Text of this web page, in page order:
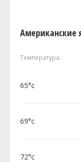
Американские
Температура:
65°c
69°c
72°c